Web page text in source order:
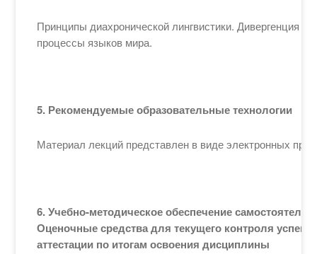
Принципы диахронической лингвистики. Дивергенция и
процессы языков мира.
5. Рекомендуемые образовательные технологии
Материал лекций представлен в виде электронных
6. Учебно-методическое обеспечение
Оценочные средства для текущего контроля
аттестации по итогам освоениядисциплины